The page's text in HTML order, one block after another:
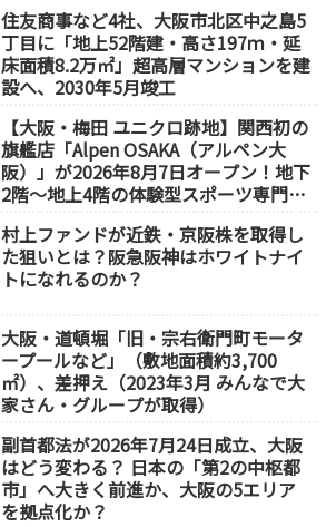
住友商事など4社、大阪市北区中之島5
丁目に「地上52階建・高さ197ｍ・延
床面積8.2万㎡」超高層マンションを建
設へ、2030年5月竣工
【大阪・梅田 ユニクロ跡地】関西初の
旗艦店「Alpen OSAKA（アルペン大
阪）」が2026年8月7日オープン！地下
2階～地上4階の体験型スポーツ専門店
村上ファンドが近鉄・京阪株を取得し
た狙いとは？阪急阪神はホワイトナイ
トになれるのか？
大阪・道頓堀「旧・宗右衛門町モータ
ープールなど」（敷地面積約3,700
㎡）、差押え（2023年3月 みんなで大
家さん・グループが取得）
副首都法が2026年7月24日成立、大阪
はどう変わる？ 日本の「第2の中枢都
市」へ大きく前進か、大阪の5エリア
を拠点化か？